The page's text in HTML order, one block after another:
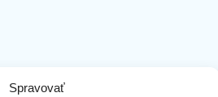
Spravovať